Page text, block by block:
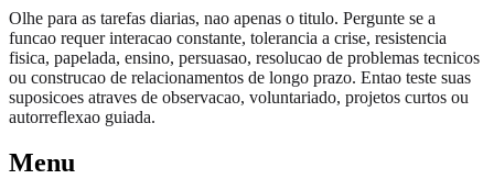
Olhe para as tarefas diarias, nao apenas o titulo. Pergunte se a
funcao requer interacao constante, tolerancia a crise, resistencia
fisica, papelada, ensino, persuasao, resolucao de problemas tecnicos
ou construcao de relacionamentos de longo prazo. Entao teste suas
suposicoes atraves de observacao, voluntariado, projetos curtos ou
autorreflexao guiada.
Menu